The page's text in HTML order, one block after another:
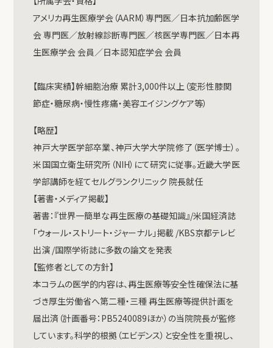
アメリカ再生医療学会（AARM）専門医／日本抗加齢医学
会 専門医／放射線診断専門医／核医学専門医／日本再
生医療学会 会員／日本認知症学会 会員
【臨床実績】幹細胞治療 累計3,000件以上（変形性膝関
節症・糖尿病・慢性疼痛・美容エイジングケア等）
【略歴】
神戸大学医学部卒業、神戸大学大学院修了（医学博士）。
米国国立衛生研究所（NIH）にて研究に従事。近畿大学医
学部講師を経てセルグランクリニック 院長就任
【著書・メディア掲載】
著書：『世界一簡単な再生医療の基礎知識』/米国経済誌
「ウォール・ストリート・ジャーナル」掲載 /KBS京都テレビ
出演 /国際学術誌に多数の論文を発表
【監修者としての方針】
本コラムの医学的内容は、再生医療等安全性確保法に基
づき厚生労働省へ第二種・三種 再生医療等提供計画を
届出済（計画番号：PB5240089ほか）の当院院長が監修
しています。科学的根拠（エビデンス）と安全性を重視し、